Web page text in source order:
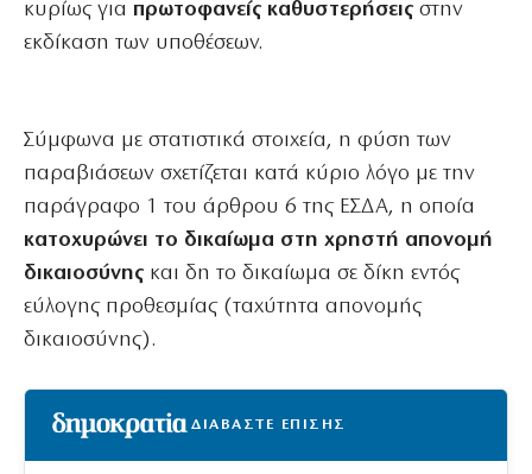
κυρίως για πρωτοφανείς καθυστερήσεις στην
εκδίκαση των υποθέσεων.
Σύμφωνα με στατιστικά στοιχεία, η φύση των
παραβιάσεων σχετίζεται κατά κύριο λόγο με την
παράγραφο 1 του άρθρου 6 της ΕΣΔΑ, η οποία
κατοχυρώνει το δικαίωμα στη χρηστή απονομή
δικαιοσύνης και δη το δικαίωμα σε δίκη εντός
εύλογης προθεσμίας (ταχύτητα απονομής
δικαιοσύνης).
ΔΙΑΒΑΣΤΕ ΕΠΙΣΗΣ